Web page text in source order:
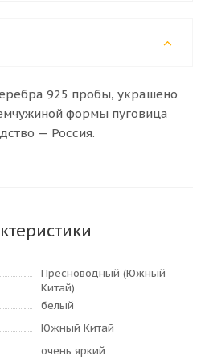
925 пробы, украшено
формы пуговица
— Россия.
Пресноводный (Южный
Китай)
белый
Южный Китай
очень яркий